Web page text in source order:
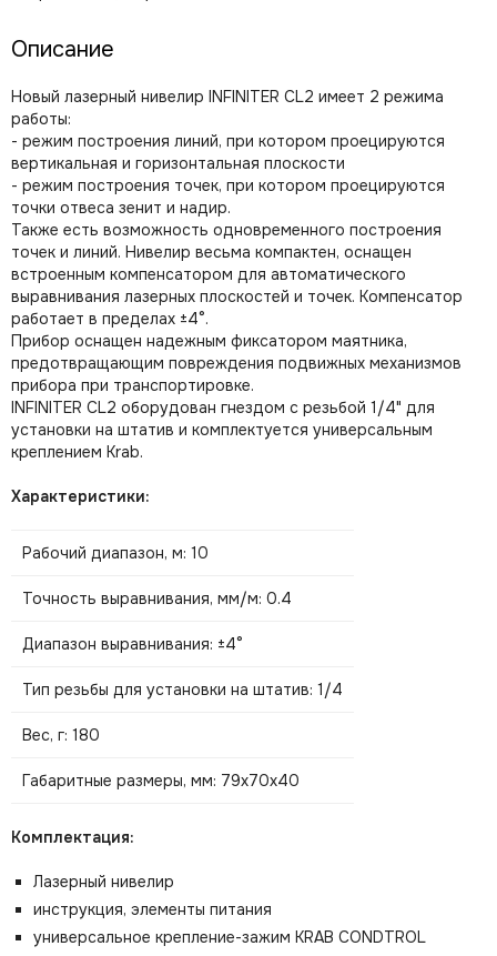
Описание
Новый лазерный нивелир INFINITER CL2 имеет 2 режима
работы:
- режим построения линий, при котором проецируются
вертикальная и горизонтальная плоскости
- режим построения точек, при котором проецируются
точки отвеса зенит и надир.
Также есть возможность одновременного построения
точек и линий. Нивелир весьма компактен, оснащен
встроенным компенсатором для автоматического
выравнивания лазерных плоскостей и точек. Компенсатор
работает в пределах ±4°.
Прибор оснащен надежным фиксатором маятника,
предотвращающим повреждения подвижных механизмов
прибора при транспортировке.
INFINITER CL2 оборудован гнездом с резьбой 1/4" для
установки на штатив и комплектуется универсальным
креплением Krab.
Характеристики:
Рабочий диапазон, м: 10
Точность выравнивания, мм/м: 0.4
Диапазон выравнивания: ±4°
Тип резьбы для установки на штатив: 1/4
Вес, г: 180
Габаритные размеры, мм: 79x70x40
Комплектация:
Лазерный нивелир
инструкция, элементы питания
универсальное крепление-зажим KRAB CONDTROL